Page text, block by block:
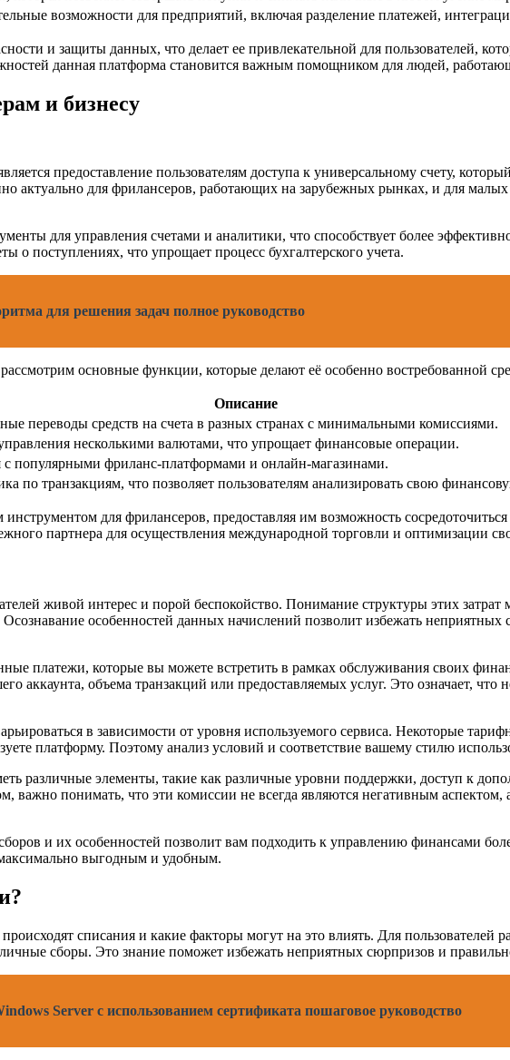
возможности для предприятий, включая разделение платежей,
и защиты данных, что делает ее привлекательной для пользователей,
данная платформа становится важным помощником для людей,
и бизнесу
предоставление пользователям доступа к универсальному счету,
актуально для фрилансеров, работающих на зарубежных рынках, и для малых
для управления счетами и аналитики, что способствует более
о поступлениях, что упрощает процесс бухгалтерского учета.
для решения задач полное руководство
основные функции, которые делают её особенно востребованной
Описание
переводы средств на счета в разных странах с минимальными комиссиями.
несколькими валютами, что упрощает финансовые операции.
с популярными фриланс-платформами и онлайн-магазинами.
по транзакциям, что позволяет пользователям анализировать свою
для фрилансеров, предоставляя им возможность
партнера для осуществления международной торговли и оптимизации
живой интерес и порой беспокойство. Понимание структуры этих
особенностей данных начислений позволит избежать
платежи, которые вы можете встретить в рамках обслуживания своих
аккаунта, объема транзакций или предоставляемых услуг. Это означает, что
в зависимости от уровня используемого сервиса. Некоторые
платформу. Поэтому анализ условий и соответствие вашему стилю
различные элементы, такие как различные уровни поддержки, доступ к
важно понимать, что эти комиссии не всегда являются негативным аспектом,
и их особенностей позволит вам подходить к управлению финансами
выгодным и удобным.
списания и какие факторы могут на это влиять. Для пользователей
сборы. Это знание поможет избежать неприятных сюрпризов и
Server с использованием сертификата пошаговое руководство